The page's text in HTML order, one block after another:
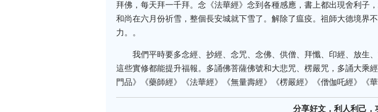
拜佛，每天拜一千拜。念《法華經》念到各種感應，書上都出現舍利子
和尚在六月份祈雪，整個長安城就下雪了。解除了瘟疫。祖師大德境界
力。。
我們平時要多念經、抄經、念咒、念佛、供僧、拜懺、印經、放生
這些實修都能提升福報。多誦佛菩薩佛號和大悲咒、楞嚴咒，多誦大乘
門品》《藥師經》《法華經》《無量壽經》《楞嚴經》《僧伽吒經》《
分享好文，利人利己，